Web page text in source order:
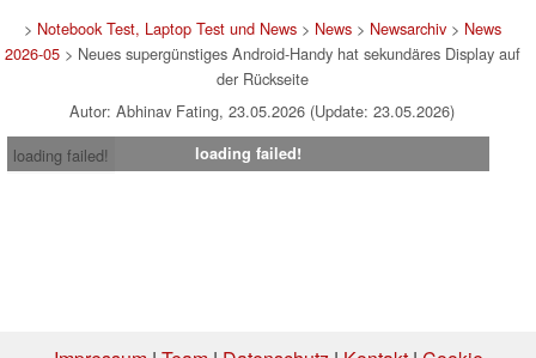
> Notebook Test, Laptop Test und News> News> Newsarchiv> News
2026-05> Neues supergünstiges Android-Handy hat sekundäres Display auf
der Rückseite
Autor: Abhinav Fating, 23.05.2026 (Update: 23.05.2026)
loading failed!
loading failed!